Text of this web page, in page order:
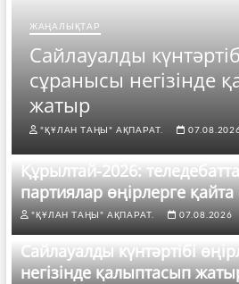
ЖАҢАЛЫҚТАР
Сайлауалды
сұранысы негізінде
жатыр
"ҚҰЛАН ТАҢЫ" АҚПАРАТ.
Құрылтай-2026:
партиялар өңірлерге
"ҚҰЛАН ТАҢЫ" АҚПАРАТ. 07.08.2026
Сайлауалды күнтәртібі
негізінде қалыптасып